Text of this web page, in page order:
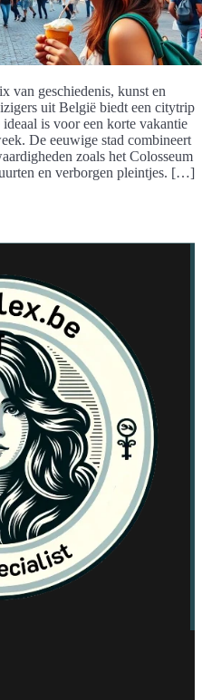
van geschiedenis, kunst en
uit België biedt een citytrip
is voor een korte vakantie
De eeuwige stad combineert
zoals het Colosseum
en verborgen pleintjes. […]